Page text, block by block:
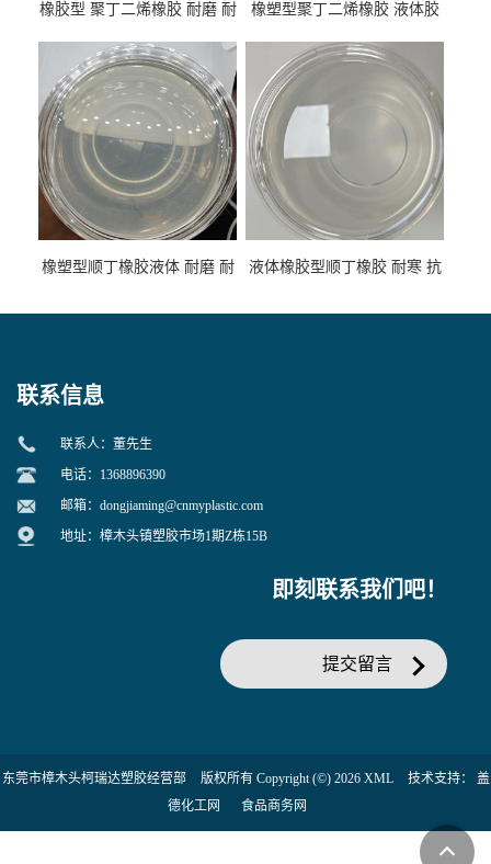
橡胶型 聚丁二烯橡胶 耐磨 耐
性
橡塑型聚丁二烯橡胶 液体胶
专用
橡塑型顺丁橡胶液体 耐磨 耐
液体橡胶型顺丁橡胶 耐寒 抗
联系信息
联系人：董先生
电话：1368896390
邮箱： dongjiaming@cnmyplastic.com
地址：樟木头镇塑胶市场1期Z栋15B
即刻联系我们吧！
提交留言
东莞市樟木头柯瑞达塑胶经营部 版权所有 Copyright (©) 2026 XML 技术支持： 盖
德化工网
食品商务网